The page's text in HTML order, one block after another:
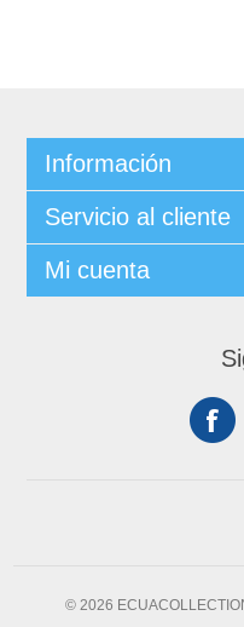
Información
Servicio al cliente
Mi cuenta
© 2026